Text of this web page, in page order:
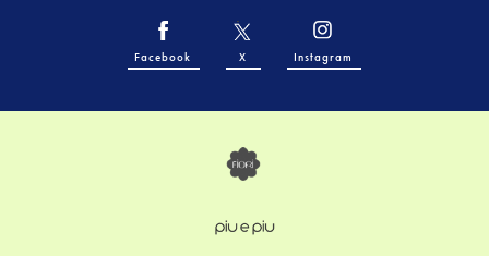
Facebook X Instagram